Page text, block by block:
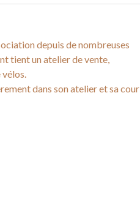
depuis de nombreuses
tient un atelier de vente,
dans son atelier et sa cour